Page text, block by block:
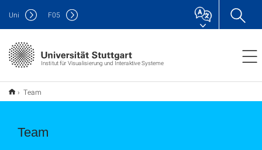
Institut für Visualisierung und Interaktive Systeme
Uni F05
Team
Team